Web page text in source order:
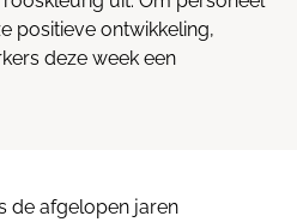
positieve ontwikkeling,
deze week een
de afgelopen jaren